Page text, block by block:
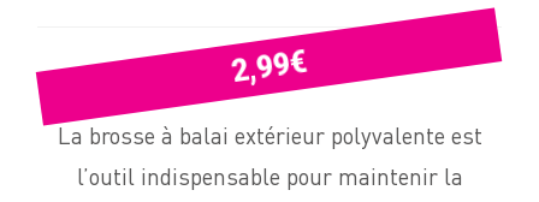
2,99€
La brosse à balai extérieur polyvalente est
l’outil indispensable pour maintenir la